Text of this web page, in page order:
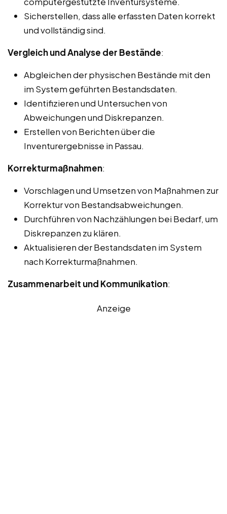
Sicherstellen, dass alle erfassten Daten korrekt
und vollständig sind.
Vergleich und Analyse der Bestände:
Abgleichen der physischen Bestände mit den
im System geführten Bestandsdaten.
Identifizieren und Untersuchen von
Abweichungen und Diskrepanzen.
Erstellen von Berichten über die
Inventurergebnisse in Passau.
Korrekturmaßnahmen:
Vorschlagen und Umsetzen von Maßnahmen zur
Korrektur von Bestandsabweichungen.
Durchführen von Nachzählungen bei Bedarf, um
Diskrepanzen zu klären.
Aktualisieren der Bestandsdaten im System
nach Korrekturmaßnahmen.
Zusammenarbeit und Kommunikation:
Anzeige